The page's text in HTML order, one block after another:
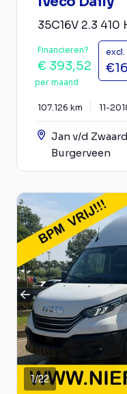
35C16V 2.3
Financieren?
€ 393,52
per maand
excl.
107.126 km 11-
Jan v/d
Burgerveen
1/22